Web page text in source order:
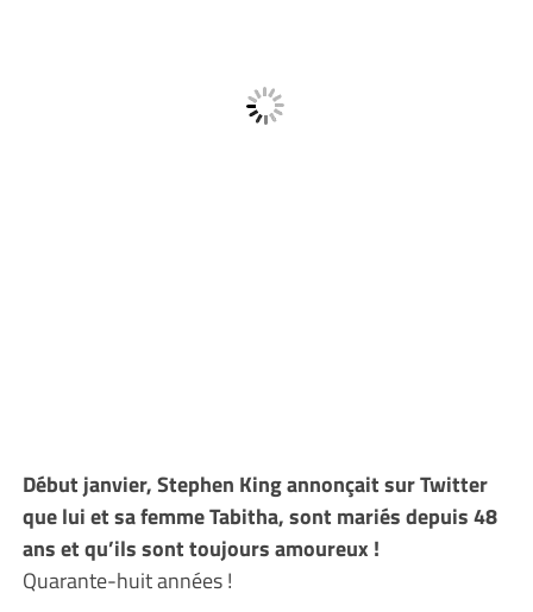
Début janvier, Stephen King annonçait sur Twitter
que lui et sa femme Tabitha, sont mariés depuis 48
ans et qu’ils sont toujours amoureux !
Quarante-huit années !